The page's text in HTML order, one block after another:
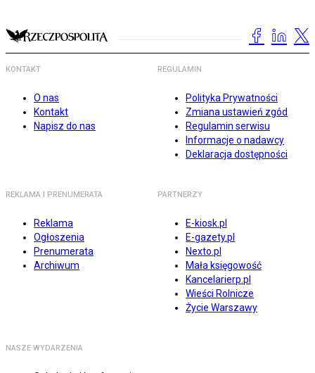
KONTAKT
O nas
Kontakt
Napisz do nas
REGULAMIN
Polityka Prywatności
Zmiana ustawień zgód
Regulamin serwisu
Informacje o nadawcy
Deklaracja dostępności
REKLAMA I PRENUMERATA
Reklama
Ogłoszenia
Prenumerata
Archiwum
PARTNERZY
E-kiosk.pl
E-gazety.pl
Nexto.pl
Mała księgowość
Kancelarierp.pl
Wieści Rolnicze
Życie Warszawy
NASZE WYDARZENIA